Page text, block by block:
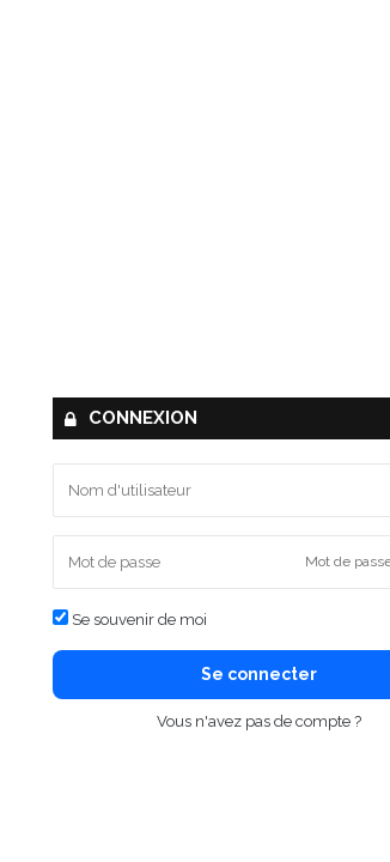
CONNEXION
Mot de
Se souvenir de moi
Se connecter
Vous n'avez pas de compte ?